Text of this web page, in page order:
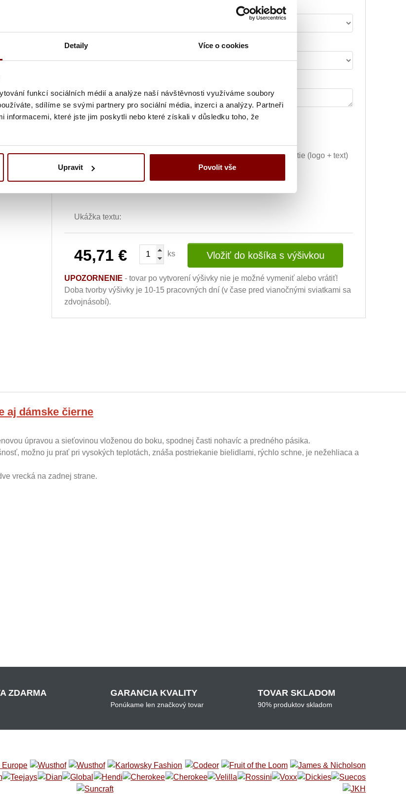
Detaily Více o cookies
funkcí sociálních médií a analýze naší návštěvnosti využíváme soubory
sdílíme se svými partnery pro sociální média, inzerci a analýzy. Partneři
informacemi, které jste jim poskytli nebo které získali v důsledku toho, že
Upravit Povolit vše
Font výšivky
Farba textu Šírka nápisu alebo loga
Vyšití textu + 5.10€
Grafická úprava a vyšitie (logo + text)
+ 34.69€
Ukážka textu:
45,71 € ks Vložiť do košíka s výšivkou
UPOZORNENIE - tovar po vytvorení výšivky nie je možné vymeniť alebo vrátiť!
Doba tvorby výšivky je 10-15 pracovných dní (v čase pred vianočnými sviatkami sa
zdvojnásobí).
aj dámske čierne
úpravou a sieťovinou vloženou do boku, spodnej časti nohavíc a predného pásika.
možno ju prať pri vysokých teplotách, znáša postriekanie bielidlami, rýchlo schne, je nežehliaca a
vrecká na zadnej strane.
ZDARMA GARANCIA KVALITY
Ponúkame len značkový tovar
TOVAR SKLADOM
90% produktov skladom